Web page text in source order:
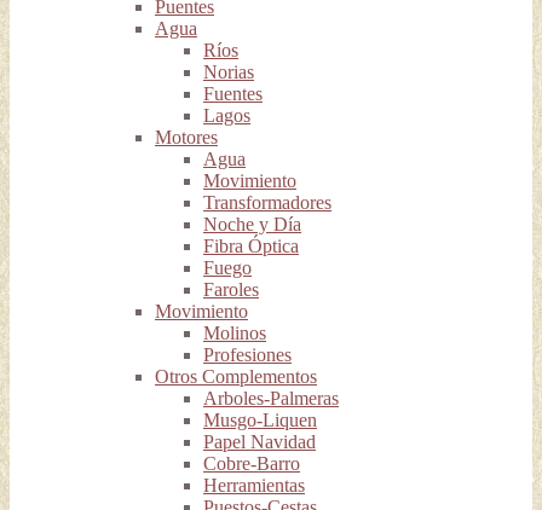
Puentes
Agua
Ríos
Norias
Fuentes
Lagos
Motores
Agua
Movimiento
Transformadores
Noche y Día
Fibra Óptica
Fuego
Faroles
Movimiento
Molinos
Profesiones
Otros Complementos
Arboles-Palmeras
Musgo-Liquen
Papel Navidad
Cobre-Barro
Herramientas